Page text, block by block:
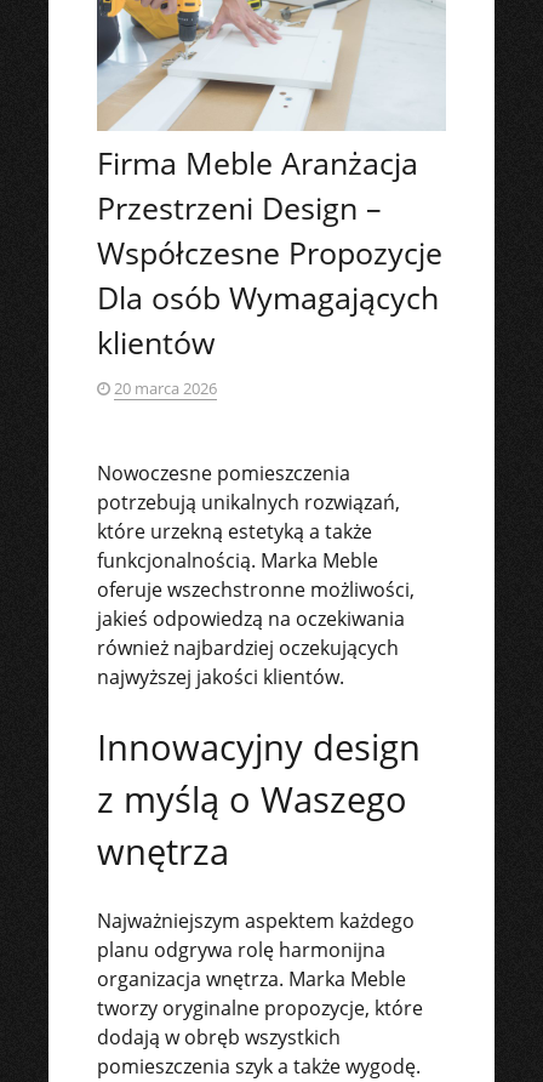
Firma Meble Aranżacja
Przestrzeni Design –
Współczesne Propozycje
Dla osób Wymagających
klientów
20 marca 2026
Nowoczesne pomieszczenia
potrzebują unikalnych rozwiązań,
które urzekną estetyką a także
funkcjonalnością. Marka Meble
oferuje wszechstronne możliwości,
jakieś odpowiedzą na oczekiwania
również najbardziej oczekujących
najwyższej jakości klientów.
Innowacyjny design
z myślą o Waszego
wnętrza
Najważniejszym aspektem każdego
planu odgrywa rolę harmonijna
organizacja wnętrza. Marka Meble
tworzy oryginalne propozycje, które
dodają w obręb wszystkich
pomieszczenia szyk a także wygodę.